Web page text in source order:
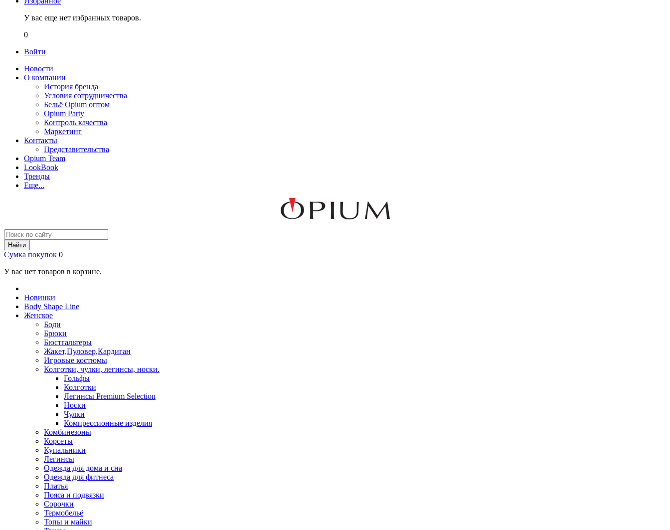
У вас еще нет избранных товаров.
0
Войти
Новости
О компании
История бренда
Условия сотрудничества
Бельё Opium оптом
Opium Party
Контроль качества
Маркетинг
Контакты
Представительства
Opium Team
LookBook
Тренды
Еще...
Найти
Сумка покупок 0
У вас нет товаров в корзине.
Новинки
Body Shape Line
Женское
Боди
Брюки
Бюстгальтеры
Жакет,Пуловер,Кардиган
Игровые костюмы
Колготки, чулки, легинсы, носки.
Гольфы
Колготки
Легинсы Premium Selection
Носки
Чулки
Компрессионные изделия
Комбинезоны
Корсеты
Купальники
Легинсы
Одежда для дома и сна
Одежда для фитнеса
Платья
Пояса и подвязки
Сорочки
Термобельё
Топы и майки